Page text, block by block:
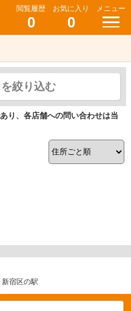
閲覧履歴
0
お気に入り
0
メニュー
絞り込む
り、各店舗への問い合わせは当
新宿区の駅